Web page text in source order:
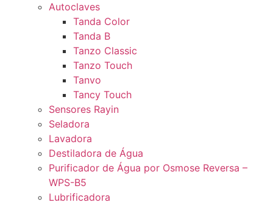
Autoclaves
Tanda Color
Tanda B
Tanzo Classic
Tanzo Touch
Tanvo
Tancy Touch
Sensores Rayin
Seladora
Lavadora
Destiladora de Água
Purificador de Água por Osmose Reversa –
WPS-B5
Lubrificadora